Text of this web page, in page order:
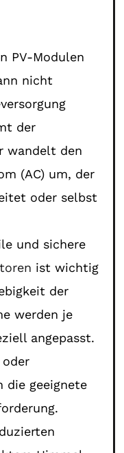
PV-Modulen
nicht
der
wandelt den
(AC) um, der
oder selbst
und sichere
ist wichtig
der
werden je
angepasst.
oder
die geeignete